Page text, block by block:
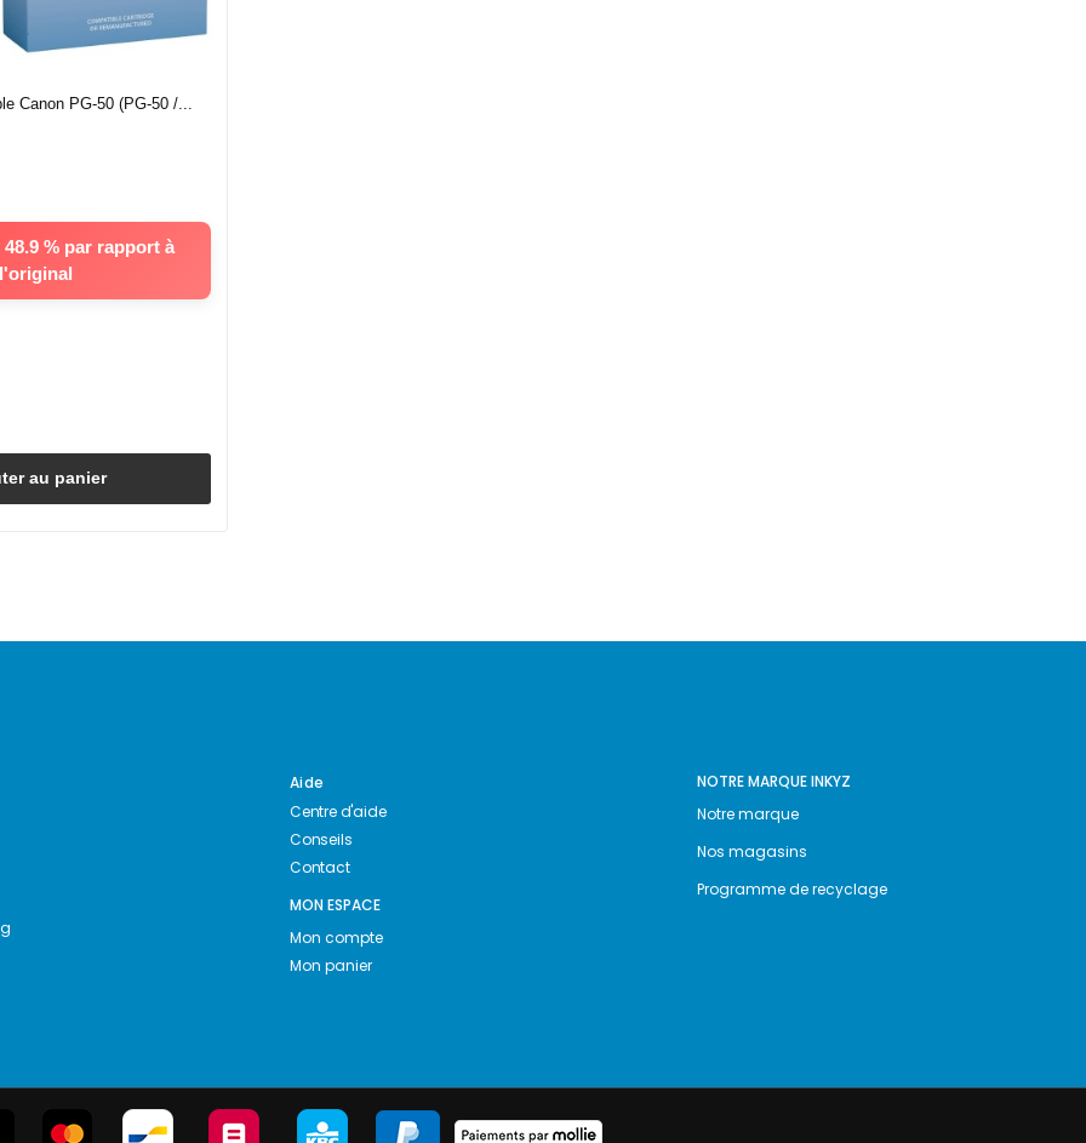
Canon PG-50 (PG-50 /...
% par rapport à
au panier
Aide
Centre d'aide
Conseils
Contact
MON ESPACE
Mon compte
Mon panier
NOTRE MARQUE INKYZ
Notre marque
Nos magasins
Programme de recyclage